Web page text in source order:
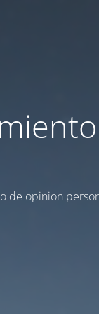
de opinion